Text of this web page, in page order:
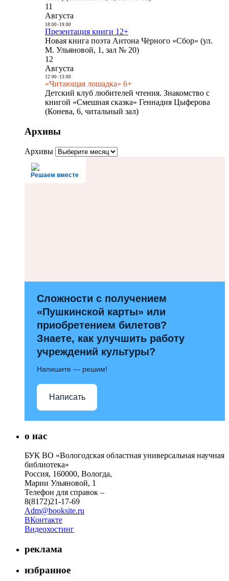
11
Августа
18:00- 19:00
Презентация книги 12+
Новая книга поэта Антона Чёрного «Сбор» (ул.
М. Ульяновой, 1, зал № 20)
12
Августа
12:00- 13:00
«Читающая лошадка» 6+
Детский клуб любителей чтения. Знакомство с
книгой «Смешная сказка» Геннадия Цыферова
(Конева, 6, читальный зал)
Архивы
Архивы
Решаем вместе
Сложности с получением
«Пушкинской карты» или
приобретением билетов?
Знаете, как улучшить работу
учреждений культуры?
Напишите — решим!
Написать
о нас
БУК ВО «Вологодская областная универсальная научная
библиотека»
Россия, 160000, Вологда,
Марии Ульяновой, 1
Телефон для справок –
8(8172)21-17-69
Adm@booksite.ru
ВКонтакте
Видеохостинг
реклама
избранное